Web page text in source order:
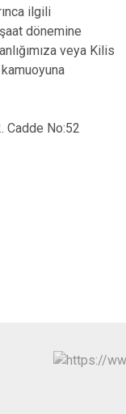
ilgili
dönemine
veya Kilis
Cadde No:52